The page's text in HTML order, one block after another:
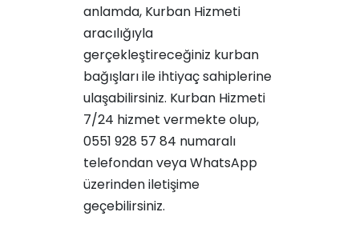
anlamda, Kurban Hizmeti
aracılığıyla
gerçekleştireceğiniz kurban
bağışları ile ihtiyaç sahiplerine
ulaşabilirsiniz. Kurban Hizmeti
7/24 hizmet vermekte olup,
0551 928 57 84 numaralı
telefondan veya WhatsApp
üzerinden iletişime
geçebilirsiniz.